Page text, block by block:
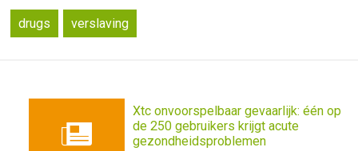
drugs verslaving
Xtc onvoorspelbaar gevaarlijk: één op
de 250 gebruikers krijgt acute
gezondheidsproblemen